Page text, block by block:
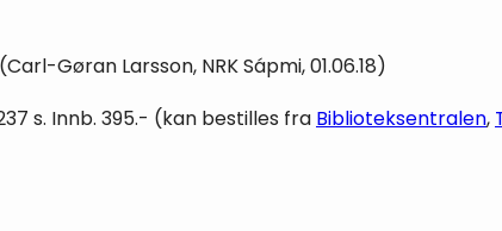
(Carl-Gøran Larsson, NRK Sápmi, 01.06.18)
s. Innb. 395.- (kan bestilles fra Biblioteksentralen,